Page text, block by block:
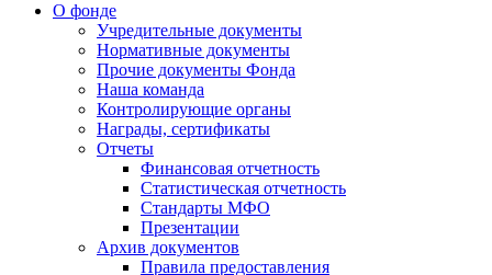
О фонде
Учредительные документы
Нормативные документы
Прочие документы Фонда
Наша команда
Контролирующие органы
Награды, сертификаты
Отчеты
Финансовая отчетность
Статистическая отчетность
Стандарты МФО
Презентации
Архив документов
Правила предоставления